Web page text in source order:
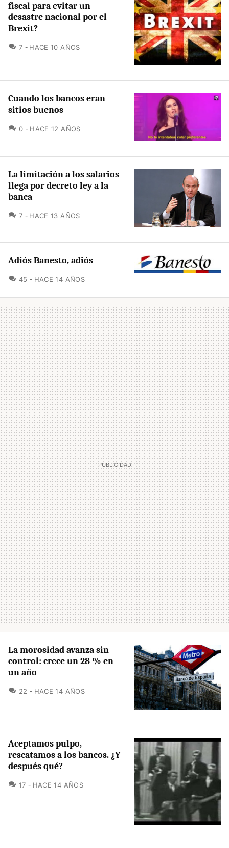
fiscal para evitar un
desastre nacional por el
Brexit?
7 COMENTARIOS
HACE 10 AÑOS
Cuando los bancos eran
sitios buenos
0 COMENTARIOS
HACE 12 AÑOS
La limitación a los salarios
llega por decreto ley a la
banca
7 COMENTARIOS
HACE 13 AÑOS
Adiós Banesto, adiós
45 COMENTARIOS
HACE 14 AÑOS
La morosidad avanza sin
control: crece un 28 % en
un año
22 COMENTARIOS
HACE 14 AÑOS
Aceptamos pulpo,
rescatamos a los bancos. ¿Y
después qué?
17 COMENTARIOS
HACE 14 AÑOS